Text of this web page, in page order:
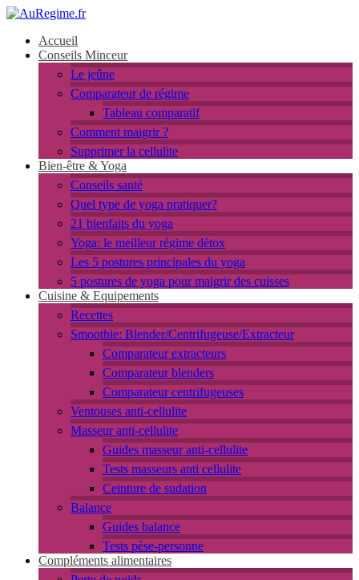
Accueil
Conseils Minceur
Le jeûne
Comparateur de régime
Tableau comparatif
Comment maigrir ?
Supprimer la cellulite
Bien-être & Yoga
Conseils santé
Quel type de yoga pratiquer?
21 bienfaits du yoga
Yoga: le meilleur régime détox
Les 5 postures principales du yoga
5 postures de yoga pour maigrir des cuisses
Cuisine & Equipements
Recettes
Smoothie: Blender/Centrifugeuse/Extracteur
Comparateur extracteurs
Comparateur blenders
Comparateur centrifugeuses
Ventouses anti-cellulite
Masseur anti-cellulite
Guides masseur anti-cellulite
Tests masseurs anti cellulite
Ceinture de sudation
Balance
Guides balance
Tests pèse-personne
Compléments alimentaires